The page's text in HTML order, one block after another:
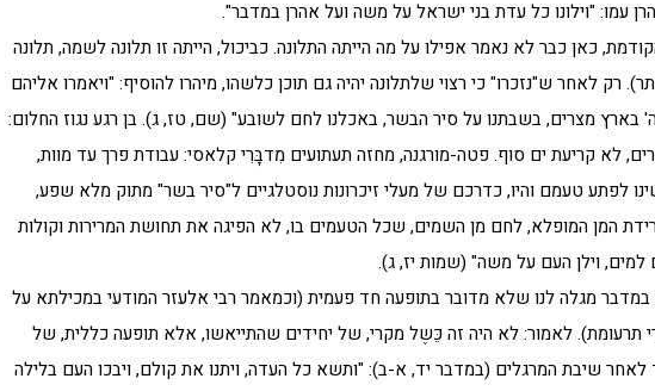
עמו: "וילונו כל עדת בני ישראל על משה ועל אהרן במדבר".
כאן כבר לא נאמר אפילו על מה הייתה התלונה. כביכול, הייתה זו תלונה לשמה, תלונה
רק לאחר ש"נזכרו" כי רצוי שלתלונה יהיה גם תוכן כלשהו, מיהרו להוסיף: "ויאמרו אליהם
ה' בארץ מצרים, בשבתנו על סיר הבשר, באכלנו לחם לשובע" (שם, טז, ג). בן רגע נגוז החלום:
לא קריעת ים סוף. פטה-מורגנה, מחזה תעתועים מִדבָּרִי קלאסי: עבודת פרך עד מוות,
לפתע טעמם והיו, כדרכם של מעלי זיכרונות נוסטלגיים ל"סיר בשר" מתוק מלא שפע,
המן המופלא, לחם מן השמים, שכל הטעמים בו, לא הפיגה את תחושת המרירות וקולות
וילן העם על משה" (שמות יז, ג).
במדבר מגלה לנו שלא מדובר בתופעה חד פעמית (וכמאמר רבי אלעזר המודעי במכילתא על
תרעומת). לאמור: לא היה זה כֵּשֶל מקרי, של יחידים שהתייאשו, אלא תופעה כללית, של
לאחר שיבת המרגלים (במדבר יד, א-ב): "ותשא כל העדה, ויתנו את קולם, ויבכו העם בלילה